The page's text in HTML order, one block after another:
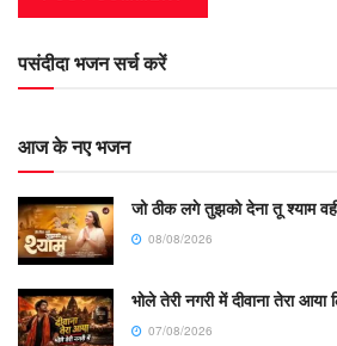
पसंदीदा भजन सर्च करें
आज के नए भजन
जो ठीक लगे तुझको देना तू श्याम
08/08/2026
भोले तेरी नगरी में दीवाना तेरा आया
07/08/2026